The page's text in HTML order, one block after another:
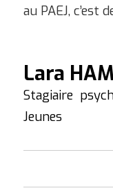
au PAEJ, c’est
Lara
Stagiaire
Jeunes